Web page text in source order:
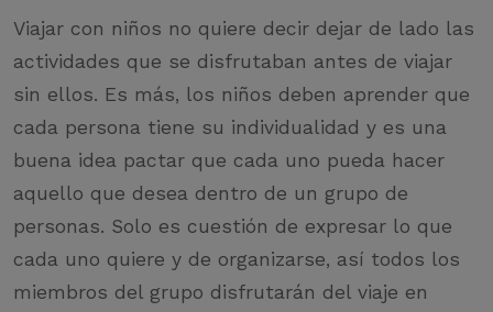
Viajar con niños no quiere decir dejar de lado las
actividades que se disfrutaban antes de viajar
sin ellos. Es más, los niños deben aprender que
cada persona tiene su individualidad y es una
buena idea pactar que cada uno pueda hacer
aquello que desea dentro de un grupo de
personas. Solo es cuestión de expresar lo que
cada uno quiere y de organizarse, así todos los
miembros del grupo disfrutarán del viaje en